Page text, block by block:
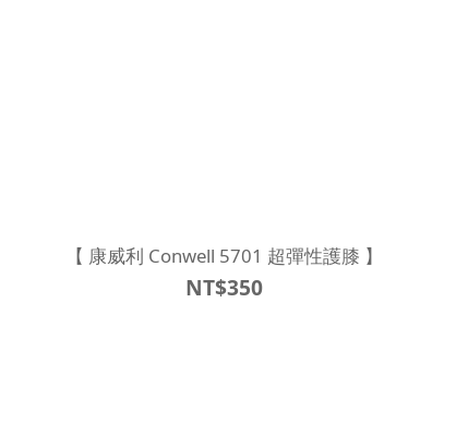
【 康威利 Conwell 5701 超彈性護膝 】
NT$350